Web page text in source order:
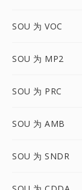
SOU 为 VOC
SOU 为 MP2
SOU 为 PRC
SOU 为 AMB
SOU 为 SNDR